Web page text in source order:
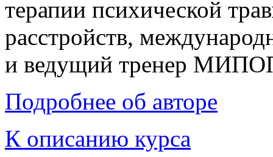
терапии психической
расстройств,
и ведущий тренер
Подробнее об авторе
К описанию курса